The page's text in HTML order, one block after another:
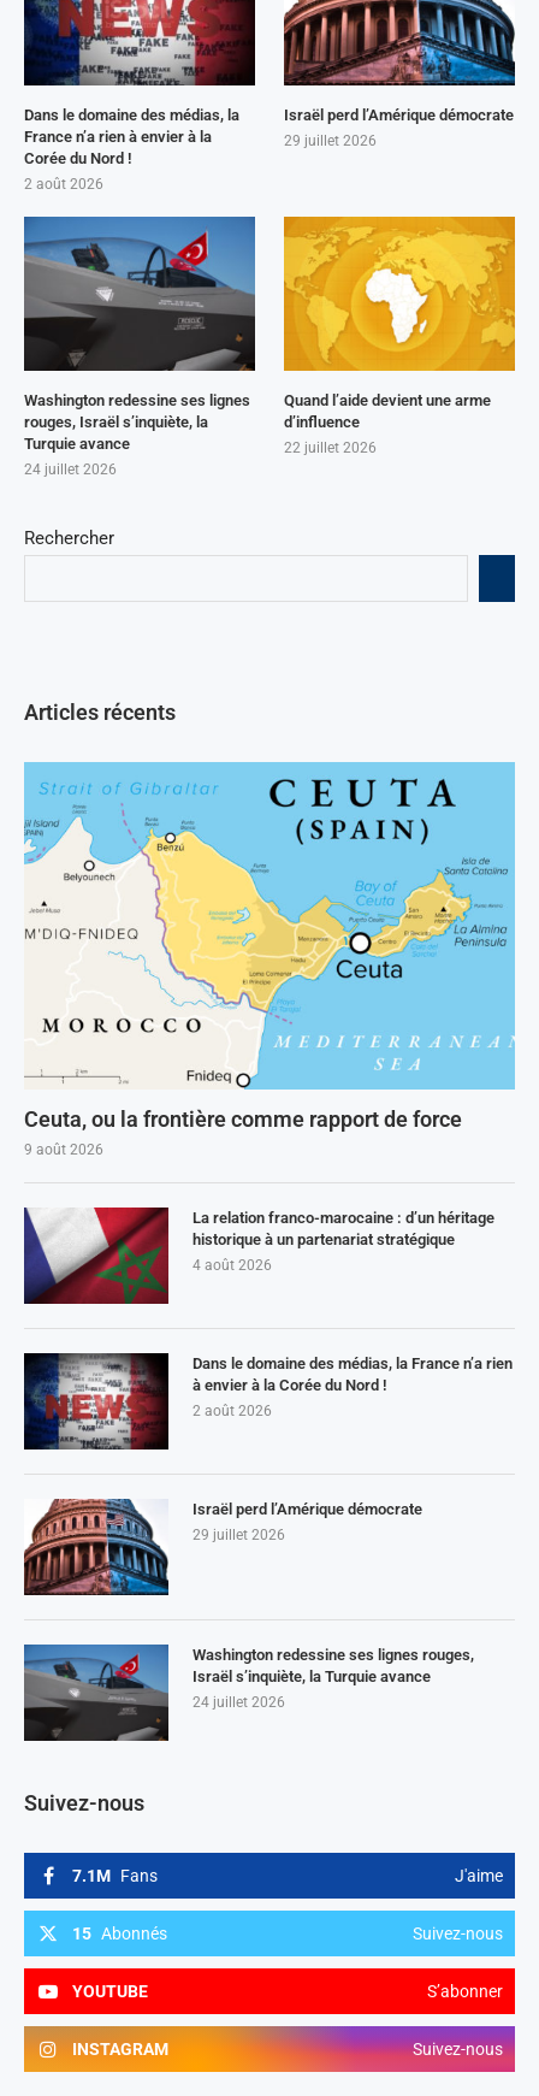
Rechercher
Articles récents
Ceuta, ou la frontière comme rapport de force
9 août 2026
La relation franco-marocaine : d’un héritage
historique à un partenariat stratégique
4 août 2026
Dans le domaine des médias, la France n’a rien
à envier à la Corée du Nord !
2 août 2026
Israël perd l’Amérique démocrate
29 juillet 2026
Washington redessine ses lignes rouges,
Israël s’inquiète, la Turquie avance
24 juillet 2026
Suivez-nous
7.1M Fans J'aime
15 Abonnés Suivez-nous
YOUTUBE S’abonner
INSTAGRAM Suivez-nous
Dans le domaine des médias, la
France n’a rien à envier à la
Corée du Nord !
2 août 2026
Israël perd l’Amérique démocrate
29 juillet 2026
Washington redessine ses lignes
rouges, Israël s’inquiète, la
Turquie avance
24 juillet 2026
Quand l’aide devient une arme
d’influence
22 juillet 2026